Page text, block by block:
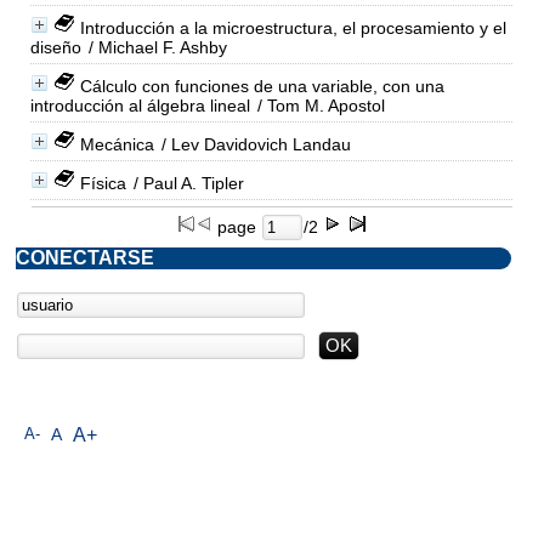
Introducción a la microestructura, el procesamiento y el
diseño / Michael F. Ashby
Cálculo con funciones de una variable, con una
introducción al álgebra lineal / Tom M. Apostol
Mecánica / Lev Davidovich Landau
Física / Paul A. Tipler
page /2
A- A A+
CONECTARSE